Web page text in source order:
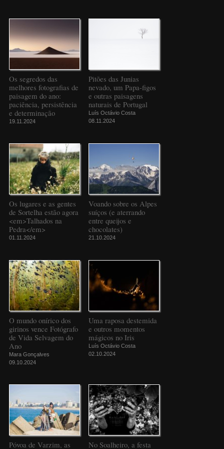
Os segredos das
melhores fotografias de
paisagem do ano:
paciência, persistência
e determinação
19.11.2024
Pitões das Junias
nevado, um Papa-figos
e outras paisagens
naturais de Portugal
Luís Octávio Costa
08.11.2024
Os lugares e as gentes
de Sortelha estão agora
<em>Talhados na
Pedra</em>
01.11.2024
Voando sobre os Alpes
suíços (e aterrando
entre queijos e
chocolates)
21.10.2024
O mundo onírico dos
girinos vence Fotógrafo
de Vida Selvagem do
Ano
Mara Gonçalves
09.10.2024
Uma raposa destemida
e outros momentos
mágicos no Iris
Luís Octávio Costa
02.10.2024
Póvoa de Varzim, as
No Soalheiro, a festa